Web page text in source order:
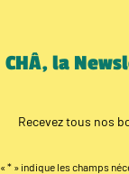
CHÂ, la
Recevez tous nos
« * » indique les champs